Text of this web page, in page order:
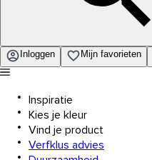
Inloggen Mijn favorieten
Inspiratie
Kies je kleur
Vind je product
Verfklus advies